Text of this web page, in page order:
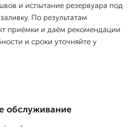
и испытание резервуара под
По результатам
приёмки и даём рекомендации
и сроки уточняйте у
обслуживание